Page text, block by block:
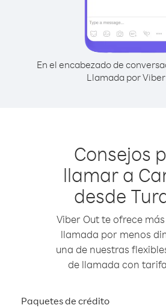
En el encabezado de
Llamada por
Consejos
llamar a
desde
Viber Out te ofrece
llamada por menos
una de nuestras
de llamada con
Paquetes de crédito